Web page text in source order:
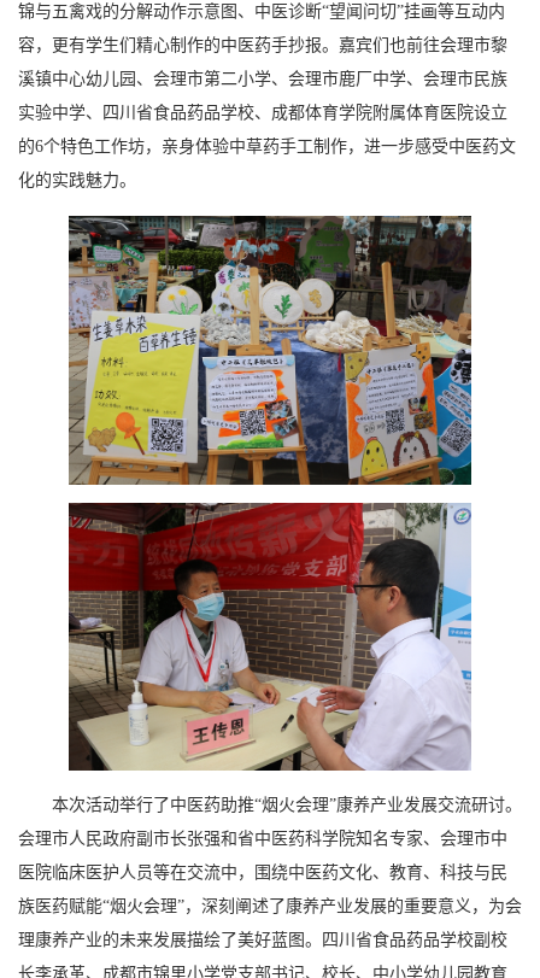
锦与五禽戏的分解动作示意图、中医诊断“望闻问切”挂画等互动内
容，更有学生们精心制作的中医药手抄报。嘉宾们也前往会理市黎
溪镇中心幼儿园、会理市第二小学、会理市鹿厂中学、会理市民族
实验中学、四川省食品药品学校、成都体育学院附属体育医院设立
的6个特色工作坊，亲身体验中草药手工制作，进一步感受中医药文
化的实践魅力。
本次活动举行了中医药助推“烟火会理”康养产业发展交流研讨。
会理市人民政府副市长张强和省中医药科学院知名专家、会理市中
医院临床医护人员等在交流中，围绕中医药文化、教育、科技与民
族医药赋能“烟火会理”，深刻阐述了康养产业发展的重要意义，为会
理康养产业的未来发展描绘了美好蓝图。四川省食品药品学校副校
长李承革、成都市锦里小学党支部书记、校长、中小学幼儿园教育